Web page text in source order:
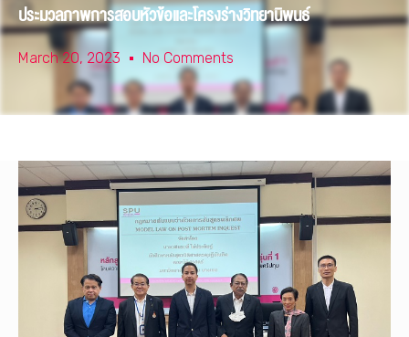
ประมวลภาพการสอบหัวข้อและโครงร่างวิทยานิพนธ์
March 20, 2023 No Comments